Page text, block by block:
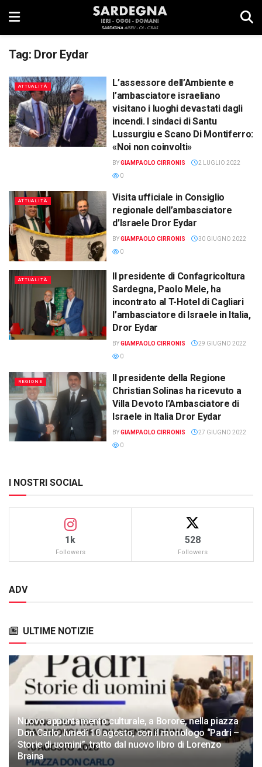
Tag: Dror Eydar
ATTUALITÀ
L’assessore dell’Ambiente e
l’ambasciatore israeliano
visitano i luoghi devastati dagli
incendi. I sindaci di Santu
Lussurgiu e Scano Di Montiferro:
«Noi non coinvolti»
BYGIAMPAOLO CIRRONIS
2 LUGLIO 2022
0
ATTUALITÀ
Visita ufficiale in Consiglio
regionale dell’ambasciatore
d’Israele Dror Eydar
BYGIAMPAOLO CIRRONIS
30 GIUGNO 2022
0
ATTUALITÀ
Il presidente di Confagricoltura
Sardegna, Paolo Mele, ha
incontrato al T-Hotel di Cagliari
l’ambasciatore di Israele in Italia,
Dror Eydar
BYGIAMPAOLO CIRRONIS
29 GIUGNO 2022
0
REGIONE
Il presidente della Regione
Christian Solinas ha ricevuto a
Villa Devoto l’Ambasciatore di
Israele in Italia Dror Eydar
BYGIAMPAOLO CIRRONIS
27 GIUGNO 2022
0
I NOSTRI SOCIAL
1k
Followers
528
Followers
ADV
ULTIME NOTIZIE
Nuovo appuntamento culturale, a Borore, nella piazza
Don Carlo, lunedì 10 agosto, con il monologo “Padri –
Storie di uomini”, tratto dal nuovo libro di Lorenzo
Braina